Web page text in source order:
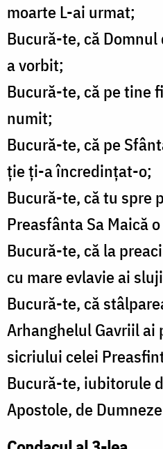
moarte L-ai urmat;
Bucură-te, că
a vorbit;
Bucură-te, că pe tine
numit;
Bucură-te, că pe
ţie ţi-a încredinţat-o;
Bucură-te, că tu spre
Preasfânta Sa Maică
Bucură-te, că la
cu mare evlavie ai
Bucură-te, că
Arhanghelul Gavriil
sicriului celei
Bucură-te, iubitorule
Apostole, de